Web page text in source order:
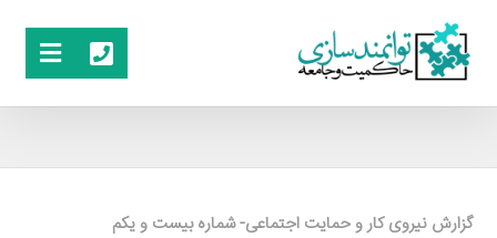
گزارش نیروی کار و حمایت اجتماعی- شماره بیست و یکم